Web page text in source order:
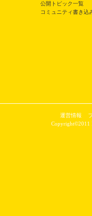
公開トピック一覧
コミュニティ書き込
運営情報
Copyright©2011